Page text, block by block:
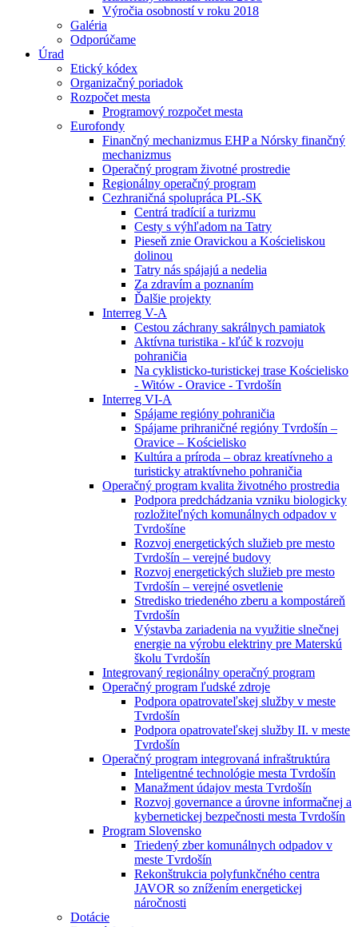
Výročia osobností v roku 2018
Galéria
Odporúčame
Úrad
Etický kódex
Organizačný poriadok
Rozpočet mesta
Programový rozpočet mesta
Eurofondy
Finančný mechanizmus EHP a Nórsky finančný
mechanizmus
Operačný program životné prostredie
Regionálny operačný program
Cezhraničná spolupráca PL-SK
Centrá tradícií a turizmu
Cesty s výhľadom na Tatry
Pieseň znie Oravickou a Kościeliskou
dolinou
Tatry nás spájajú a nedelia
Za zdravím a poznaním
Ďalšie projekty
Interreg V-A
Cestou záchrany sakrálnych pamiatok
Aktívna turistika - kľúč k rozvoju
pohraničia
Na cyklisticko-turistickej trase Kościelisko
- Witów - Oravice - Tvrdošín
Interreg VI-A
Spájame regióny pohraničia
Spájame prihraničné regióny Tvrdošín –
Oravice – Kościelisko
Kultúra a príroda – obraz kreatívneho a
turisticky atraktívneho pohraničia
Operačný program kvalita životného prostredia
Podpora predchádzania vzniku biologicky
rozložiteľných komunálnych odpadov v
Tvrdošíne
Rozvoj energetických služieb pre mesto
Tvrdošín – verejné budovy
Rozvoj energetických služieb pre mesto
Tvrdošín – verejné osvetlenie
Stredisko triedeného zberu a kompostáreň
Tvrdošín
Výstavba zariadenia na využitie slnečnej
energie na výrobu elektriny pre Materskú
školu Tvrdošín
Integrovaný regionálny operačný program
Operačný program ľudské zdroje
Podpora opatrovateľskej služby v meste
Tvrdošín
Podpora opatrovateľskej služby II. v meste
Tvrdošín
Operačný program integrovaná infraštruktúra
Inteligentné technológie mesta Tvrdošín
Manažment údajov mesta Tvrdošín
Rozvoj governance a úrovne informačnej a
kybernetickej bezpečnosti mesta Tvrdošín
Program Slovensko
Triedený zber komunálnych odpadov v
meste Tvrdošín
Rekonštrukcia polyfunkčného centra
JAVOR so znížením energetickej
náročnosti
Dotácie